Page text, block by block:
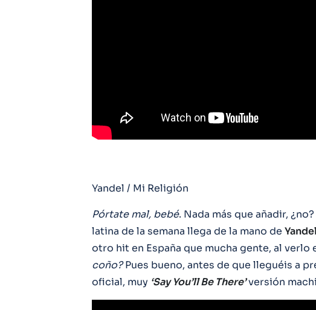
Yandel / Mi Religión
Pórtate mal, bebé. Nada más que añadir,
latina de la semana llega de la mano de
otro hit en España que mucha gente, al verlo
coño?Pues bueno, antes de que lleguéis a
oficial, muy ‘Say You’ll Be There’versión